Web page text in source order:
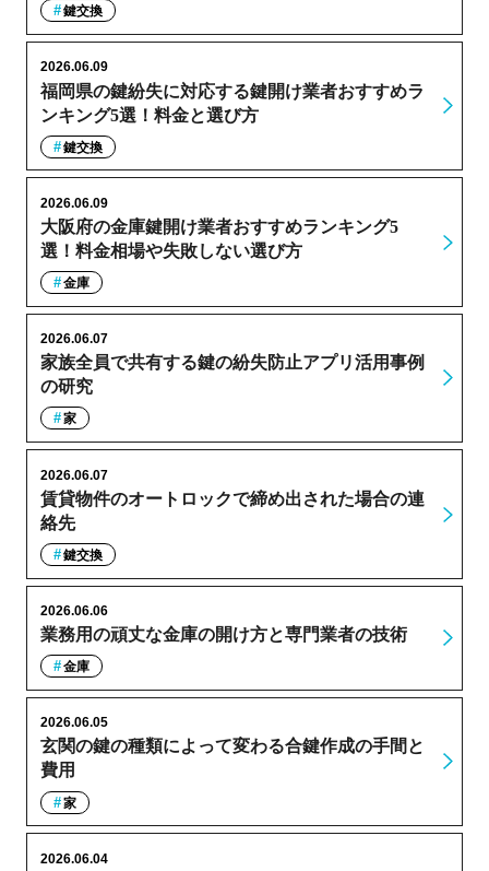
鍵交換
福岡県の鍵紛失に対応する鍵開け業者おすすめラ
ンキング5選！料金と選び方
2026.06.09
鍵交換
大阪府の金庫鍵開け業者おすすめランキング5
選！料金相場や失敗しない選び方
2026.06.09
金庫
家族全員で共有する鍵の紛失防止アプリ活用事例
の研究
2026.06.07
家
賃貸物件のオートロックで締め出された場合の連
絡先
2026.06.07
鍵交換
業務用の頑丈な金庫の開け方と専門業者の技術
2026.06.06
金庫
玄関の鍵の種類によって変わる合鍵作成の手間と
費用
2026.06.05
家
2026.06.04